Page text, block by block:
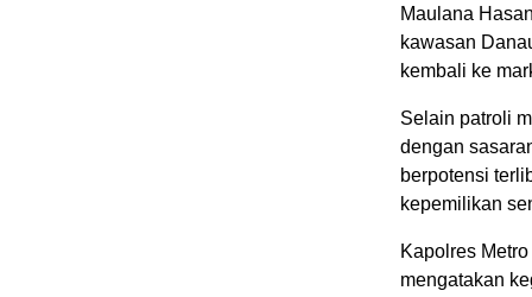
Maulana
kawasan
kembali ke
Selain patroli
dengan
berpotensi
kepemilikan
Kapolres
mengatakan